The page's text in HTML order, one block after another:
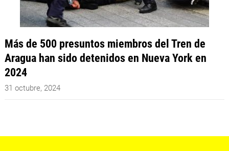
Más de 500 presuntos miembros del Tren de
Aragua han sido detenidos en Nueva York en
2024
31 octubre, 2024